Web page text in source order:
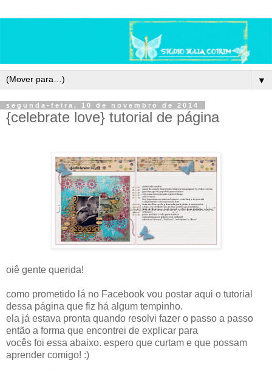
▼
segunda-feira, 10 de novembro de 2014
{celebrate love} tutorial de página
oiê gente querida!
como prometido lá no Facebook vou postar aqui o tutorial
dessa página que fiz há algum tempinho.
ela já estava pronta quando resolvi fazer o passo a passo
então a forma que encontrei de explicar para
vocês foi essa abaixo. espero que curtam e que possam
aprender comigo! :)